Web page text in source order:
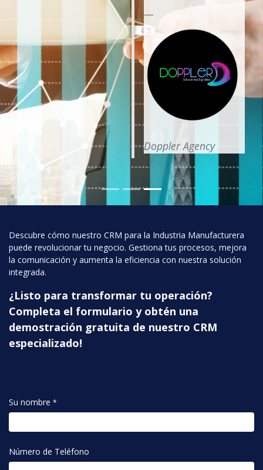
Doppler Agency
Descubre cómo nuestro CRM para la Industria Manufacturera
puede revolucionar tu negocio. Gestiona tus procesos, mejora
la comunicación y aumenta la eficiencia con nuestra solución
integrada.
¿Listo para transformar tu operación?
Completa el formulario y obtén una
demostración gratuita de nuestro CRM
especializado!
Su nombre *
Número de Teléfono